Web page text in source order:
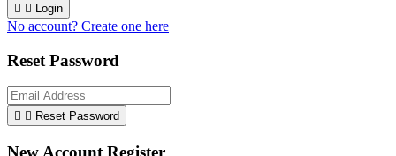
  Login
No account? Create one here
Reset Password
  Reset Password
New Account Register